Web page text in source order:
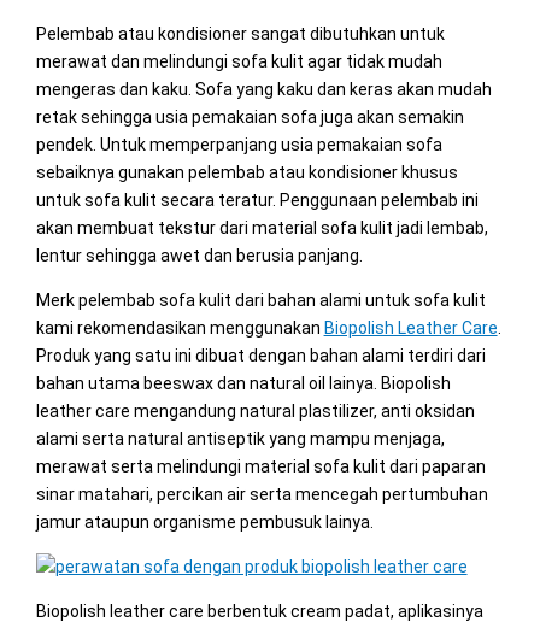
Pelembab atau kondisioner sangat dibutuhkan untuk
merawat dan melindungi sofa kulit agar tidak mudah
mengeras dan kaku. Sofa yang kaku dan keras akan mudah
retak sehingga usia pemakaian sofa juga akan semakin
pendek. Untuk memperpanjang usia pemakaian sofa
sebaiknya gunakan pelembab atau kondisioner khusus
untuk sofa kulit secara teratur. Penggunaan pelembab ini
akan membuat tekstur dari material sofa kulit jadi lembab,
lentur sehingga awet dan berusia panjang.
Merk pelembab sofa kulit dari bahan alami untuk sofa kulit
kami rekomendasikan menggunakan Biopolish Leather Care.
Produk yang satu ini dibuat dengan bahan alami terdiri dari
bahan utama beeswax dan natural oil lainya. Biopolish
leather care mengandung natural plastilizer, anti oksidan
alami serta natural antiseptik yang mampu menjaga,
merawat serta melindungi material sofa kulit dari paparan
sinar matahari, percikan air serta mencegah pertumbuhan
jamur ataupun organisme pembusuk lainya.
Biopolish leather care berbentuk cream padat, aplikasinya